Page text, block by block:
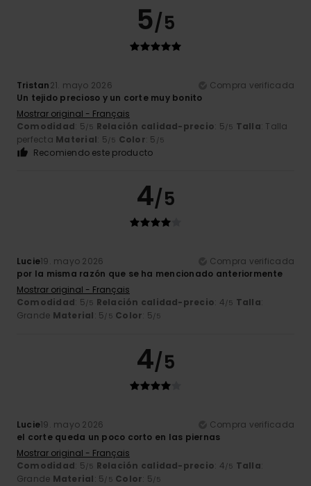
5/5
Tristan21. mayo 2026
Compra verificada
Un tejido precioso y un corte muy bonito
Mostrar original - Français
Comodidad: 5/5 Relación calidad-precio: 5/5 Talla: Talla
perfecta Material: 5/5 Color: 5 /5
Recomiendo este producto
4/5
Lucie19. mayo 2026
Compra verificada
por la misma razón que se ha mencionado anteriormente
Mostrar original - Français
Comodidad: 5/5 Relación calidad-precio: 4/5 Talla:
Grande Material: 5/5 Color: 5/5
4/5
Lucie19. mayo 2026
Compra verificada
el corte queda un poco corto en las piernas
Mostrar original - Français
Comodidad: 5/5 Relación calidad-precio: 4/5 Talla:
Grande Material: 5/5 Color: 5/5